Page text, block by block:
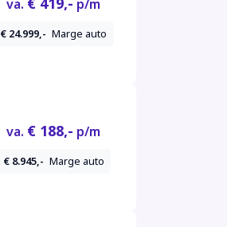
va. € 419,- p/m
€ 24.999,- Marge auto
va. € 188,- p/m
€ 8.945,- Marge auto